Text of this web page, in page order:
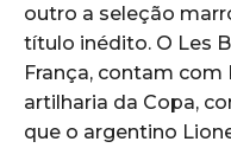
outro a seleção
título inédito. O Les
França, contam com
artilharia da Copa,
que o argentino